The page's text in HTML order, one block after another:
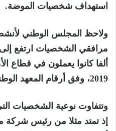
استهداف شخصيات الموضة.
ولاحظ المجلس الوطني
ألفا كانوا يعملون في قطاع
2019، وفق أرقام المعهد الوطني الفرنسي للإحصاء.
وتتفاوت نوعية الشخصيات
إذ تمتد مثلا من رئيس